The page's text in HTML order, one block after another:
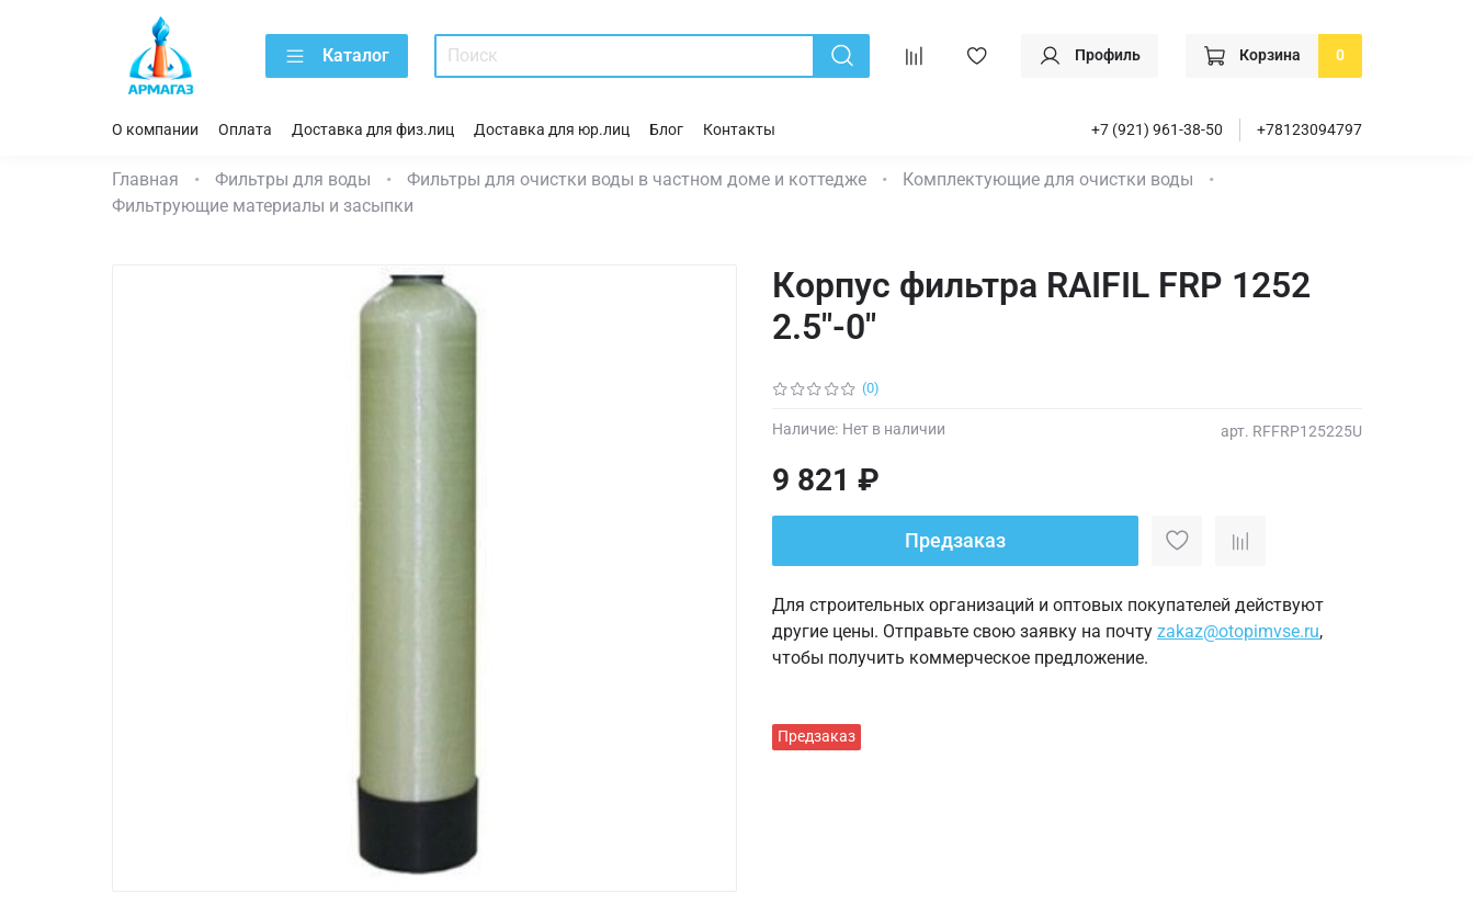
Каталог Профиль Корзина 0
О компании Оплата Доставка для физ.лиц Доставка для юр.лиц Блог Контакты +7 (921) 961-38-50 +78123094797
Главная Фильтры для воды Фильтры для очистки воды в частном доме и коттедже
Комплектующие для очистки воды
Фильтрующие материалы и засыпки
(0)
арт. RFFRP125225U
Наличие: Нет в наличии
Предзаказ
Корпус фильтра RAIFIL FRP 1252
2.5"-0"
9 821 ₽
Предзаказ
Для строительных организаций и оптовых покупателей действуют
другие цены. Отправьте свою заявку на почту zakaz@otopimvse.ru,
чтобы получить коммерческое предложение.